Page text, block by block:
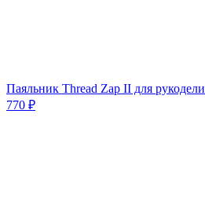
Паяльник Thread Zap II для
770 ₽